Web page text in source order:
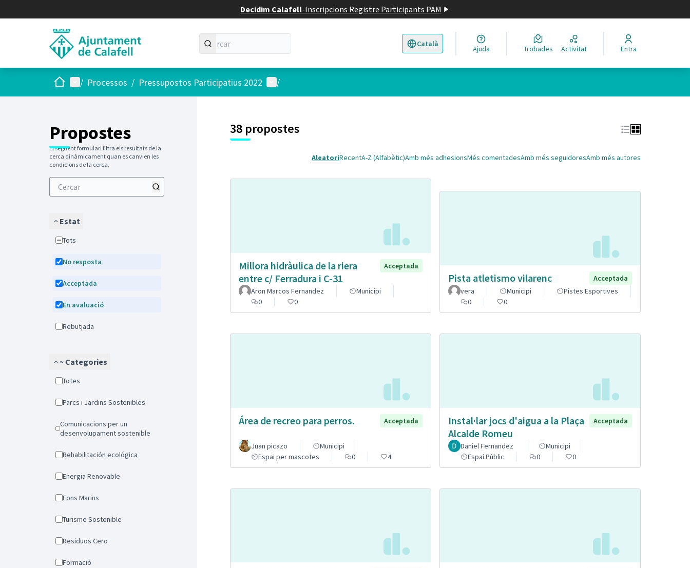
Decidim Calafell-Inscripcions Registre Participants PAM
Català
Triar la llengua Elegir el idioma
Ajuda Trobades Activitat Entra
Inici Menú principal
/ Processos / Pressupostos Participatius 2022 Menú d'usuari
/
Propostes
El següent formulari filtra els resultats de la
cerca dinàmicament quan es canvien les
condicions de la cerca.
Estat
Tots
No resposta
Acceptada
En avaluació
Rebutjada
~ Categories
Totes
Parcs i Jardins Sostenibles
Comunicacions per un
desenvolupament sostenible
Rehabilitación ecológica
Energia Renovable
Fons Marins
Turisme Sostenible
Residuos Cero
Formació
38 propostes
AleatoriRecentA-Z (Alfabètic)Amb més adhesionsMés comentadesAmb més seguidoresAmb més autores
Millora hidràulica de la riera
entre c/ Ferradura i C-31
Acceptada
Aron Marcos Fernandez
Municipi
0
0
Pista atletismo vilarenc
Acceptada
vera
Municipi
Pistes Esportives
0
0
Área de recreo para perros. Acceptada
Juan picazo
Municipi
Espai per mascotes
0 4
Instal·lar jocs d'aigua a la Plaça
Alcalde Romeu
Acceptada
Daniel Fernandez
Municipi
Espai Públic
0 0